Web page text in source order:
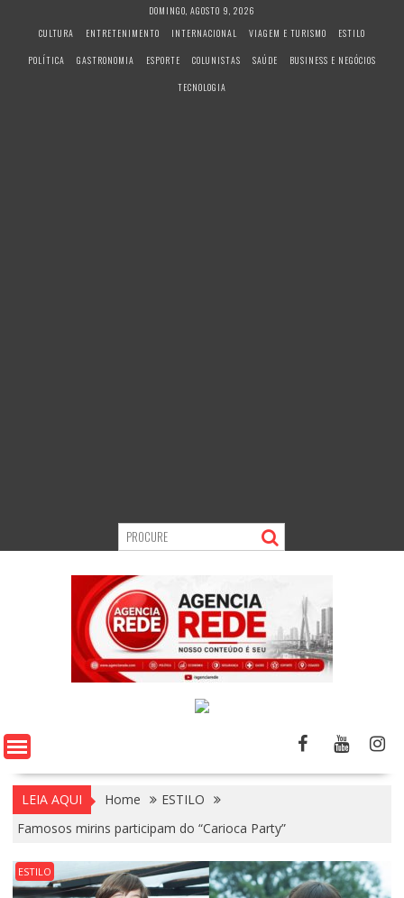
DOMINGO, AGOSTO 9, 2026
CULTURA
ENTRETENIMENTO INTERNACIONAL VIAGEM E TURISMO
ESTILO
POLÍTICA
GASTRONOMIA ESPORTE COLUNISTAS SAÚDE
BUSINESS E NEGÓCIOS
TECNOLOGIA
LEIA AQUI Home
ESTILO
Famosos mirins participam do “Carioca Party”
ESTILO